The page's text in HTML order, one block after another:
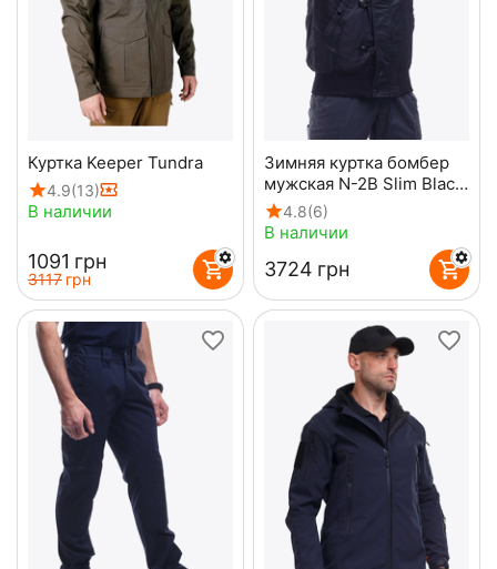
Куртка Keeper Tundra
4.9(13)
В наличии
‍1091‍ грн
‍3117‍ грн
Зимняя куртка бомбер
мужская N-2B Slim Black
черная
4.8(6)
В наличии
‍3724‍ грн